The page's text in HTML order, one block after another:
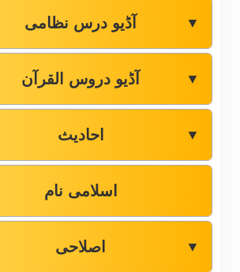
آڈیو درس نظامی ▼
آڈیو دروس القرآن ▼
احادیث ▼
اسلامی نام
اصلاحی ▼